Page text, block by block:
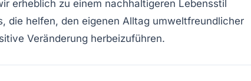
erheblich zu einem nachhaltigeren Lebensstil
, die helfen, den eigenen Alltag umweltfreundlicher
Veränderung herbeizuführen.